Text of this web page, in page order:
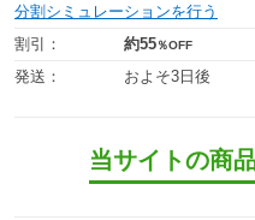
分割シミュレーションを行う
割引：
約55％OFF
発送： およそ3日後
当サイトの商